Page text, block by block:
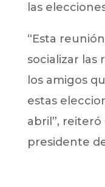
las
“Esta
socializar las
los amigos
estas
abril”,
presidente